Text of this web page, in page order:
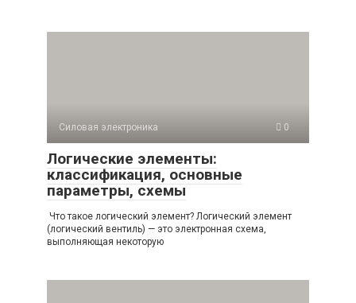
Силовая электроника 0
Логические элементы:
классификация, основные
параметры, схемы
Что такое логический элемент? Логический элемент
(логический вентиль) — это электронная схема,
выполняющая некоторую